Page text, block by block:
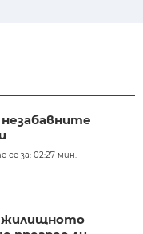
се за: 02:27 мин.
жилищното